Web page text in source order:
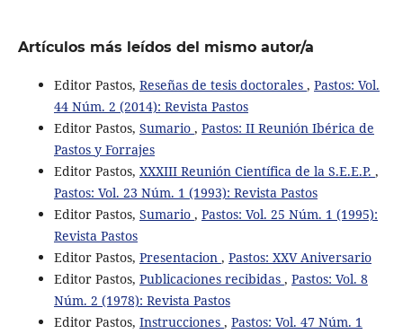
Artículos más leídos del mismo autor/a
Editor Pastos, Reseñas de tesis doctorales , Pastos: Vol.
44 Núm. 2 (2014): Revista Pastos
Editor Pastos, Sumario , Pastos: II Reunión Ibérica de
Pastos y Forrajes
Editor Pastos, XXXIII Reunión Científica de la S.E.E.P. ,
Pastos: Vol. 23 Núm. 1 (1993): Revista Pastos
Editor Pastos, Sumario , Pastos: Vol. 25 Núm. 1 (1995):
Revista Pastos
Editor Pastos, Presentacion , Pastos: XXV Aniversario
Editor Pastos, Publicaciones recibidas , Pastos: Vol. 8
Núm. 2 (1978): Revista Pastos
Editor Pastos, Instrucciones , Pastos: Vol. 47 Núm. 1